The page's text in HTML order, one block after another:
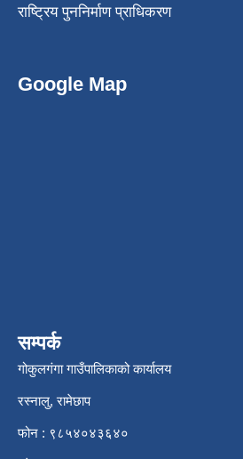
राष्ट्रिय पुननिर्माण प्राधिकरण
Google Map
सम्पर्क
गोकुलगंगा गाउँपालिकाको कार्यालय
रस्नालु, रामेछाप
फोन : ९८५४०४३६४०